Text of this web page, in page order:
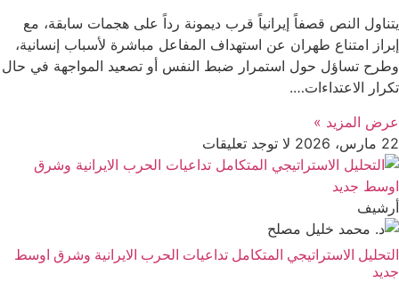
يتناول النص قصفاً إيرانياً قرب ديمونة رداً على هجمات سابقة، مع
إبراز امتناع طهران عن استهداف المفاعل مباشرة لأسباب إنسانية،
وطرح تساؤل حول استمرار ضبط النفس أو تصعيد المواجهة في حال
تكرار الاعتداءات….
عرض المزید »
22 مارس، 2026
لا توجد تعليقات
أرشیف
التحليل الاستراتيجي المتكامل تداعيات الحرب الايرانية وشرق اوسط
جديد